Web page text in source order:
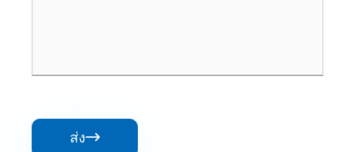
ส่ง